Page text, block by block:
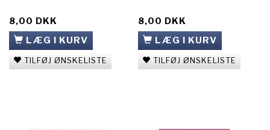
8,00 DKK
LÆG I KURV
TILFØJ ØNSKELISTE
8,00 DKK
LÆG I KURV
TILFØJ ØNSKELISTE